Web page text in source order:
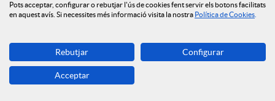
Els principals selectors d’Espanya han assenyalat per al mitjà
digital FundsPeople quines variacions ha portat aquesta crisi
Pots acceptar, configurar o rebutjar l'ús de cookies fent servir els botons facilitats
en aquest avís. Si necessites més informació visita la nostra Política de Cookies
Rebutjar Configurar
Acceptar